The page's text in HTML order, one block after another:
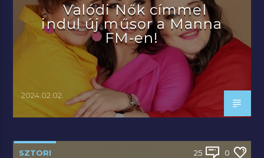
Valódi Nők címmel
indul új műsor a Manna
FM-en!
2024.02.02.
SZTORI 25 0